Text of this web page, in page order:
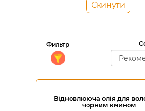
Скинути
Фильтр
Відновлююча олія для
чорним кмином